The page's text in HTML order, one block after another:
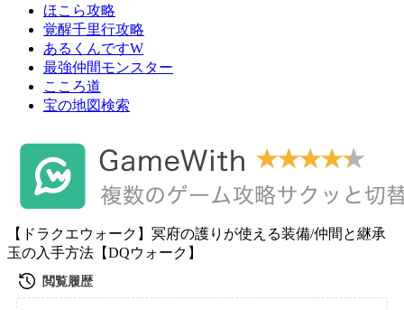
ほこら攻略
覚醒千里行攻略
あるくんですW
最強仲間モンスター
こころ道
宝の地図検索
【ドラクエウォーク】冥府の護りが使える装備/仲間と継承
玉の入手方法【DQウォーク】